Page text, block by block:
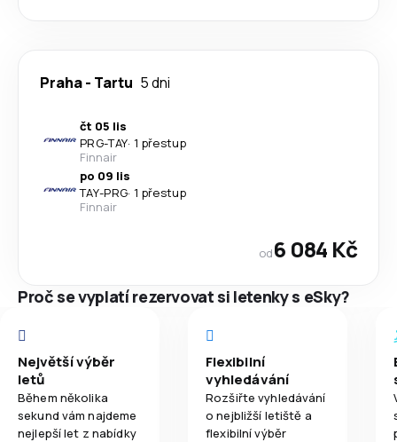
Praha- Tartu 5 dni
čt 05 lis
PRG-TAY· 1 přestup
Finnair
po 09 lis
TAY-PRG· 1 přestup
Finnair
od6 084 Kč
Proč se vyplatí rezervovat si letenky s eSky?
Největší výběr
letů
Během několika
sekund vám najdeme
nejlepší let z nabídky
Flexibilní
vyhledávání
Rozšiřte vyhledávání
o nejbližší letiště a
flexibilní výběr